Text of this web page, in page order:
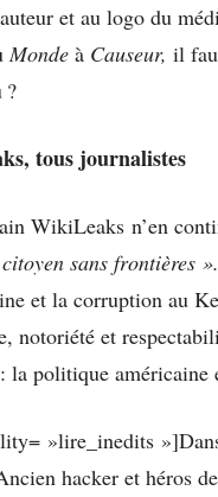
et au logo du
Monde à Causeur, il
?
tous journalistes
WikiLeaks n’en
sans frontières ».
et la corruption au
notoriété et
la politique
»lire_inedits
hacker et héros